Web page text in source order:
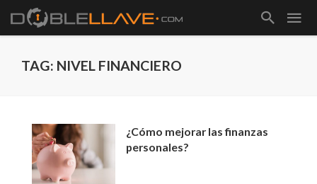
TAG: NIVEL FINANCIERO
¿Cómo mejorar las finanzas
personales?